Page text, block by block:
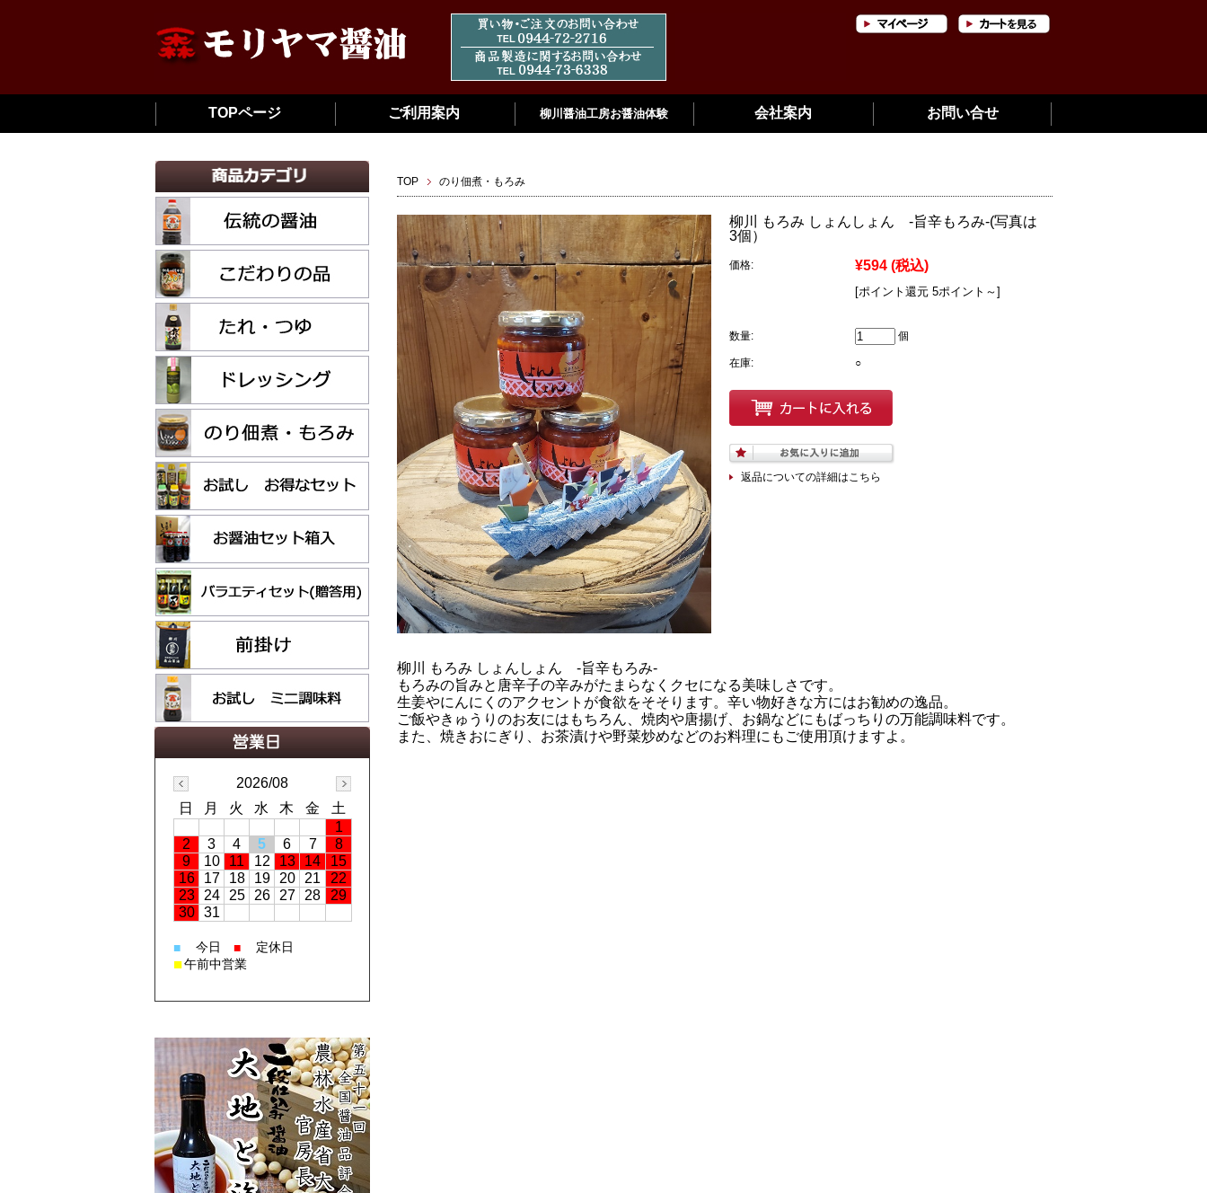
TOPページ ご利用案内 柳川醤油工房お醤油体験 会社案内 お問い合せ
TOP のり佃煮・もろみ
柳川 もろみ しょんしょん -旨辛もろみ-(写真は
3個）
価格: ¥594 (税込)
[ポイント還元 5ポイント～]
数量: 個
在庫: ○
返品についての詳細はこちら
柳川 もろみ しょんしょん -旨辛もろみ-
もろみの旨みと唐辛子の辛みがたまらなくクセになる美味しさです。
生姜やにんにくのアクセントが食欲をそそります。辛い物好きな方にはお勧めの逸品。
ご飯やきゅうりのお友にはもちろん、焼肉や唐揚げ、お鍋などにもばっちりの万能調味料です。
また、焼きおにぎり、お茶漬けや野菜炒めなどのお料理にもご使用頂けますよ。
2026/08
日
月 火 水 木 金
土
1
2
3 4 5 6 7
8
9
10 11 12 13 14
15
16
17 18 19 20 21
22
23
24 25 26 27 28
29
30
31
■ 今日 ■ 定休日
■午前中営業